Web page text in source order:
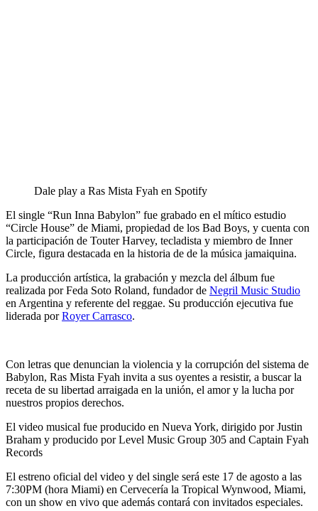
Dale play a Ras Mista Fyah en Spotify
El single “Run Inna Babylon” fue grabado en el mítico estudio
“Circle House” de Miami, propiedad de los Bad Boys, y cuenta con
la participación de Touter Harvey, tecladista y miembro de Inner
Circle, figura destacada en la historia de de la música jamaiquina.
La producción artística, la grabación y mezcla del álbum fue
realizada porFeda Soto Roland, fundador de Negril Music Studio
en Argentina y referente del reggae. Su producción ejecutiva fue
liderada porRoyer Carrasco.
Con letras que denuncian la violencia y la corrupción del sistema de
Babylon, Ras Mista Fyah invita a sus oyentes a resistir, a buscar la
receta de su libertad arraigada en la unión, el amor y la lucha por
nuestros propios derechos.
El video musical fue producido en Nueva York, dirigido por Justin
Braham y producido por Level Music Group 305 and Captain Fyah
Records
El estreno oficial del video y del single será este 17 de agosto a las
7:30PM (hora Miami) en Cervecería la Tropical Wynwood, Miami,
con un show en vivo que además contará con invitados especiales.